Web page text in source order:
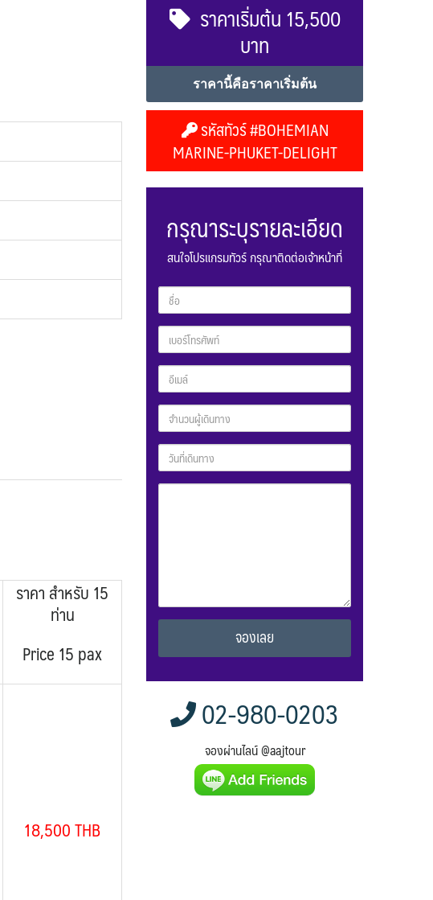
ราคา สำหรับ 15
ท่าน
Price 15 pax
18,500 THB
ราคาเริ่มต้น 15,500
บาท
ราคานี้คือราคาเริ่มต้น
รหัสทัวร์ #BOHEMIAN
MARINE-PHUKET-DELIGHT
กรุณาระบุรายละเอียด
สนใจโปรแกรมทัวร์ กรุณาติดต่อเจ้าหน้าที่
Alternative:
02-980-0203
จองผ่านไลน์ @aajtour